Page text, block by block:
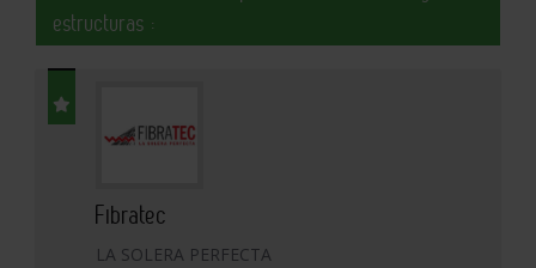
estructuras :
Fibratec
LA SOLERA PERFECTA